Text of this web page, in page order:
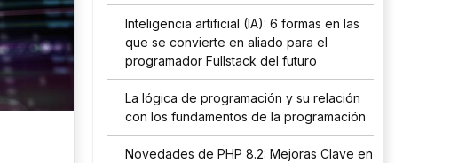
Inteligencia artificial (IA): 6 formas en las
que se convierte en aliado para el
programador Fullstack del futuro
La lógica de programación y su relación
con los fundamentos de la programación
Novedades de PHP 8.2: Mejoras Clave en